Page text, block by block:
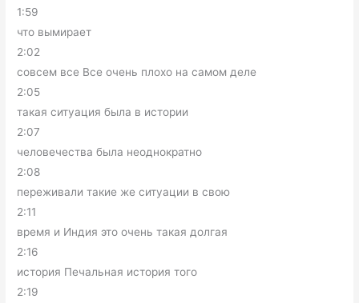
1:59
что вымирает
2:02
совсем все Все очень плохо на самом деле
2:05
такая ситуация была в истории
2:07
человечества была неоднократно
2:08
переживали такие же ситуации в свою
2:11
время и Индия это очень такая долгая
2:16
история Печальная история того
2:19